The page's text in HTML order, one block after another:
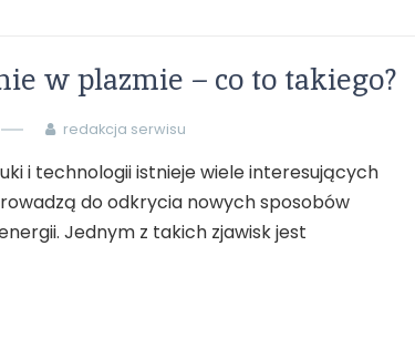
w plazmie – co to takiego?
redakcja serwisu
i technologii istnieje wiele interesujących
do odkrycia nowych sposobów
Jednym z takich zjawisk jest